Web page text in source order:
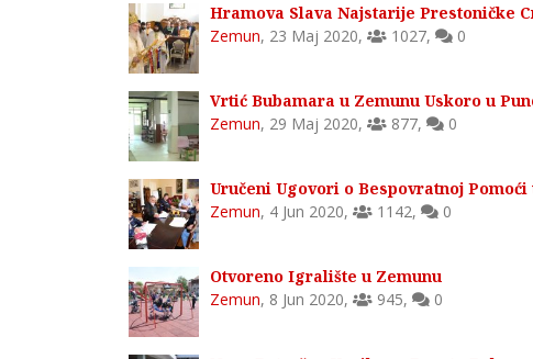
Hramova Slava Najstarije Prestoničke
Zemun, 23 Maj 2020, 1027, 0
Vrtić Bubamara u Zemunu Uskoro u
Zemun, 29 Maj 2020, 877, 0
Uručeni Ugovori o Bespovratnoj
Zemun, 4 Jun 2020, 1142, 0
Otvoreno Igralište u Zemunu
Zemun, 8 Jun 2020, 945, 0